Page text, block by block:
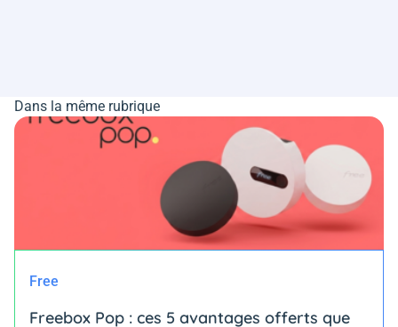
Dans la même rubrique
Free
Freebox Pop : ces 5 avantages offerts que